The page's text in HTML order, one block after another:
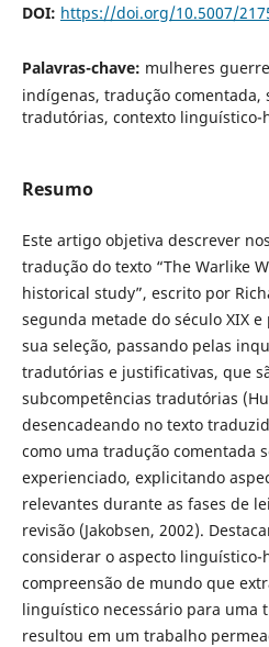
DOI: https://doi.org/10.5007/
Palavras-chave: mulheres
indígenas, tradução comentada,
tradutórias, contexto linguístico-
Resumo
Este artigo objetiva descrever
tradução do texto “The Warlike
historical study”, escrito por
segunda metade do século XIX
sua seleção, passando pelas
tradutórias e justificativas, que
subcompetências tradutórias
desencadeando no texto
como uma tradução comentada
experienciado, explicitando
relevantes durante as fases de
revisão (Jakobsen, 2002).
considerar o aspecto
compreensão de mundo que
linguístico necessário para uma
resultou em um trabalho